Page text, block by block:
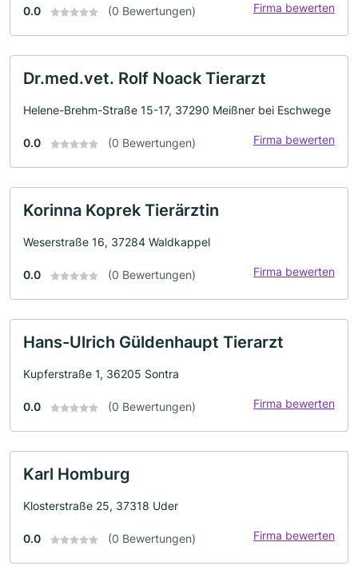
0.0 (0 Bewertungen) Firma bewerten
Dr.med.vet. Rolf Noack Tierarzt
Helene-Brehm-Straße 15-17, 37290 Meißner bei Eschwege
0.0 (0 Bewertungen) Firma bewerten
Korinna Koprek Tierärztin
Weserstraße 16, 37284 Waldkappel
0.0 (0 Bewertungen) Firma bewerten
Hans-Ulrich Güldenhaupt Tierarzt
Kupferstraße 1, 36205 Sontra
0.0 (0 Bewertungen) Firma bewerten
Karl Homburg
Klosterstraße 25, 37318 Uder
0.0 (0 Bewertungen) Firma bewerten